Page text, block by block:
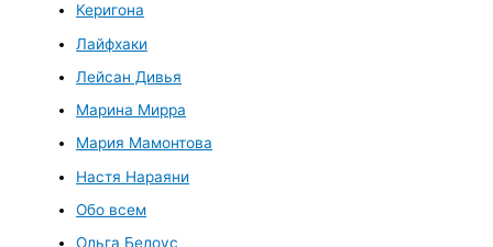
Керигона
Лайфхаки
Лейсан Дивья
Марина Мирра
Мария Мамонтова
Настя Нараяни
Обо всем
Ольга Белоус